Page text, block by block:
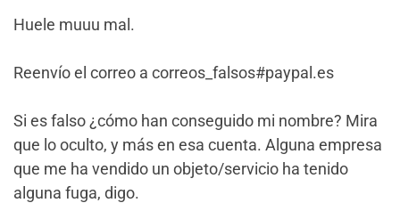
Huele muuu mal.
Reenvío el correo a correos_falsos#paypal.es
Si es falso ¿cómo han conseguido mi nombre? Mira
que lo oculto, y más en esa cuenta. Alguna empresa
que me ha vendido un objeto/servicio ha tenido
alguna fuga, digo.